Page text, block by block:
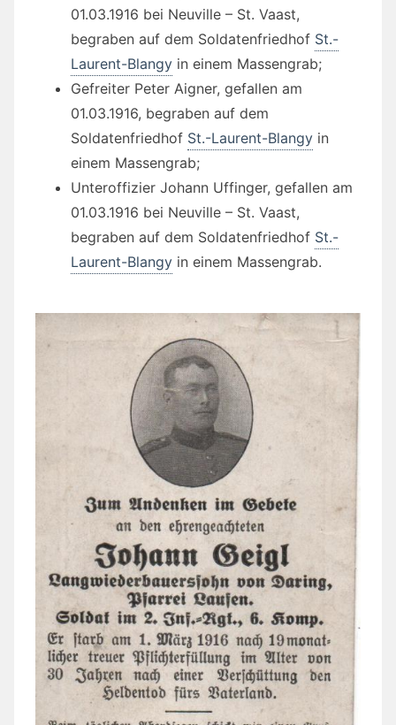
01.03.1916 bei Neuville – St. Vaast,
begraben auf dem Soldatenfriedhof St.-
Laurent-Blangy in einem Massengrab;
Gefreiter Peter Aigner, gefallen am
01.03.1916, begraben auf dem
Soldatenfriedhof St.-Laurent-Blangy in
einem Massengrab;
Unteroffizier Johann Uffinger, gefallen am
01.03.1916 bei Neuville – St. Vaast,
begraben auf dem Soldatenfriedhof St.-
Laurent-Blangy in einem Massengrab.